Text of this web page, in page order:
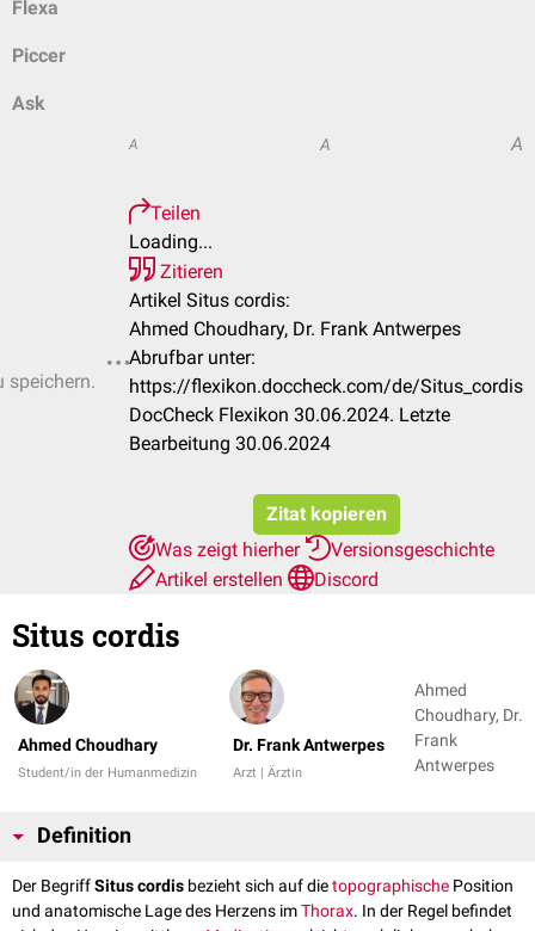
Flexa
Piccer
Ask
speichern.
A A A
Teilen
Loading...
Zitieren
Artikel Situs cordis:
Ahmed Choudhary, Dr. Frank Antwerpes
Abrufbar unter:
https://flexikon.doccheck.com/de/Situs_cordis
DocCheck Flexikon 30.06.2024. Letzte
Bearbeitung 30.06.2024
Zitat kopieren
Was zeigt hierher
Versionsgeschichte
Artikel erstellen
Discord
Situs cordis
Ahmed Choudhary
Student/in der Humanmedizin
Dr. Frank Antwerpes
Arzt | Ärztin
Ahmed
Choudhary, Dr.
Frank
Antwerpes
Definition
Der BegriffSitus cordis bezieht sich auf dietopographische Position
und anatomische Lage des Herzens imThorax. In der Regel befindet